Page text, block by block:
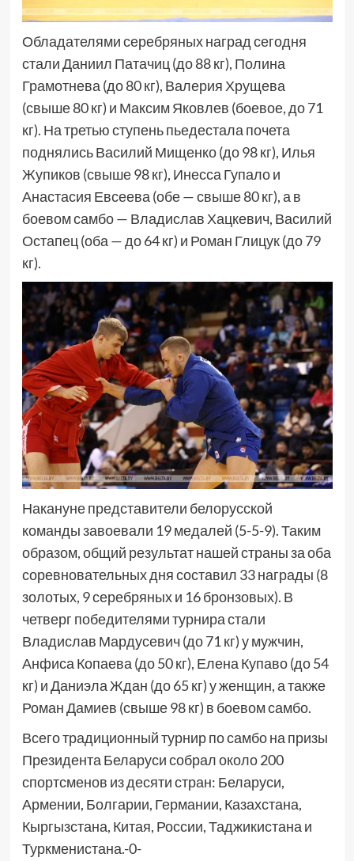
Обладателями серебряных наград сегодня
стали Даниил Патачиц (до 88 кг), Полина
Грамотнева (до 80 кг), Валерия Хрущева
(свыше 80 кг) и Максим Яковлев (боевое, до 71
кг). На третью ступень пьедестала почета
поднялись Василий Мищенко (до 98 кг), Илья
Жупиков (свыше 98 кг), Инесса Гупало и
Анастасия Евсеева (обе — свыше 80 кг), а в
боевом самбо — Владислав Хацкевич, Василий
Остапец (оба — до 64 кг) и Роман Глицук (до 79
кг).
Накануне представители белорусской
команды завоевали 19 медалей (5-5-9). Таким
образом, общий результат нашей страны за оба
соревновательных дня составил 33 награды (8
золотых, 9 серебряных и 16 бронзовых). В
четверг победителями турнира стали
Владислав Мардусевич (до 71 кг) у мужчин,
Анфиса Копаева (до 50 кг), Елена Купаво (до 54
кг) и Даниэла Ждан (до 65 кг) у женщин, а также
Роман Дамиев (свыше 98 кг) в боевом самбо.
Всего традиционный турнир по самбо на призы
Президента Беларуси собрал около 200
спортсменов из десяти стран: Беларуси,
Армении, Болгарии, Германии, Казахстана,
Кыргызстана, Китая, России, Таджикистана и
Туркменистана.-0-